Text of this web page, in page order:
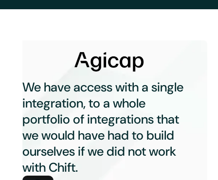
We have access with a single
integration, to a whole
portfolio of integrations that
we would have had to build
ourselves if we did not work
with Chift.